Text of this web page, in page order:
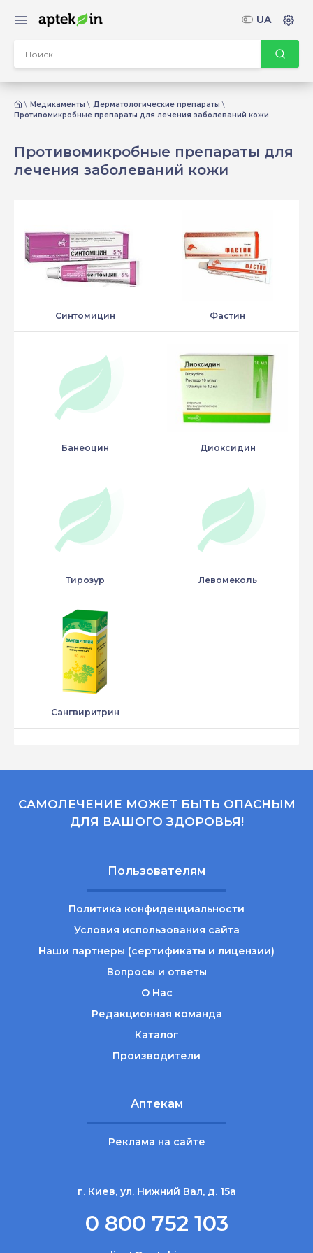
Медикаменты
Дерматологические препараты
Противомикробные препараты для лечения заболеваний кожи
Противомикробные препараты для
лечения заболеваний кожи
Синтомицин Фастин
Банеоцин Диоксидин
Тирозур Левомеколь
Сангвиритрин
UA
САМОЛЕЧЕНИЕ МОЖЕТ БЫТЬ ОПАСНЫМ
ДЛЯ ВАШОГО ЗДОРОВЬЯ!
Пользователям
Политика конфиденциальности
Условия использования сайта
Наши партнеры (сертификаты и лицензии)
Вопросы и ответы
О Нас
Редакционная команда
Каталог
Производители
Аптекам
Реклама на сайте
г. Киев, ул. Нижний Вал, д. 15а
0 800 752 103